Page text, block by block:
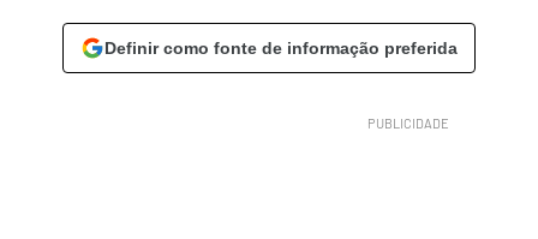
Definir como fonte de informação preferida